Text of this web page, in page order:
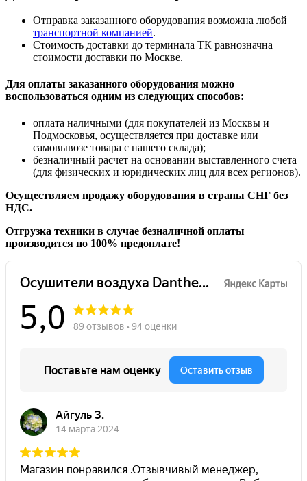
Отправка заказанного оборудования возможна любой
транспортной компанией.
Стоимость доставки до терминала ТК равнозначна
стоимости доставки по Москве.
Для оплаты заказанного оборудования можно
воспользоваться одним из следующих способов:
оплата наличными (для покупателей из Москвы и
Подмосковья, осуществляется при доставке или
самовывозе товара с нашего склада);
безналичный расчет на основании выставленного счета
(для физических и юридических лиц для всех регионов).
Осуществляем продажу оборудования в страны СНГ без
НДС.
Отгрузка техники в случае безналичной оплаты
производится по 100% предоплате!